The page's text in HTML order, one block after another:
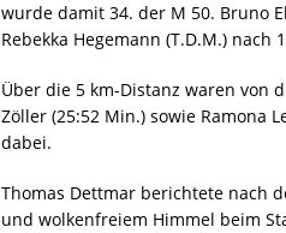
wurde damit 34. der M 50. Bruno
Rebekka Hegemann (T.D.M.)
Über die 5 km-Distanz waren von
Zöller (25:52 Min.) sowie Ramona
dabei.
Thomas Dettmar berichtete nach
und wolkenfreiem Himmel beim